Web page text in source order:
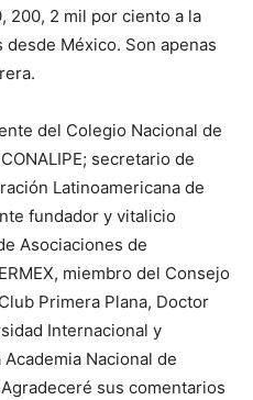
200, 2 mil por ciento a la
México. Son apenas
del Colegio Nacional de
secretario de
Latinoamericana de
fundador y vitalicio
Asociaciones de
miembro del Consejo
Primera Plana, Doctor
Internacional y
Nacional de
sus comentarios